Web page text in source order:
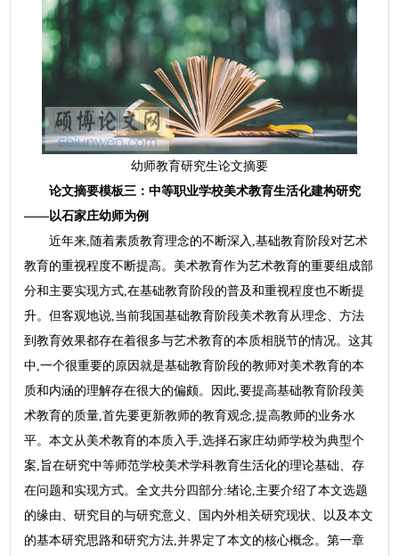
幼师教育研究生论文摘要
论文摘要模板三：中等职业学校美术教育生活化建构研究
——以石家庄幼师为例
近年来,随着素质教育理念的不断深入,基础教育阶段对艺术
教育的重视程度不断提高。美术教育作为艺术教育的重要组成部
分和主要实现方式,在基础教育阶段的普及和重视程度也不断提
升。但客观地说,当前我国基础教育阶段美术教育从理念、方法
到教育效果都存在着很多与艺术教育的本质相脱节的情况。这其
中,一个很重要的原因就是基础教育阶段的教师对美术教育的本
质和内涵的理解存在很大的偏颇。因此,要提高基础教育阶段美
术教育的质量,首先要更新教师的教育观念,提高教师的业务水
平。本文从美术教育的本质入手,选择石家庄幼师学校为典型个
案,旨在研究中等师范学校美术学科教育生活化的理论基础、存
在问题和实现方式。全文共分四部分:绪论,主要介绍了本文选题
的缘由、研究目的与研究意义、国内外相关研究现状、以及本文
的基本研究思路和研究方法,并界定了本文的核心概念。第一章